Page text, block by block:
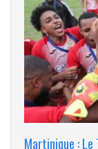
Martinique : Le